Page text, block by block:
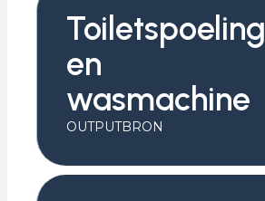
Toiletspoeling
en
wasmachine
OUTPUTBRON